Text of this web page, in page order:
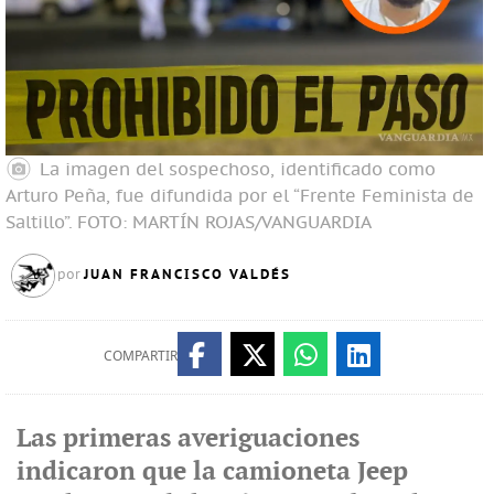
La imagen del sospechoso, identificado como
Arturo Peña, fue difundida por el “Frente Feminista de
Saltillo”. FOTO: MARTÍN ROJAS/VANGUARDIA
porJUAN FRANCISCO VALDÉS
COMPARTIR
Las primeras averiguaciones
indicaron que la camioneta Jeep